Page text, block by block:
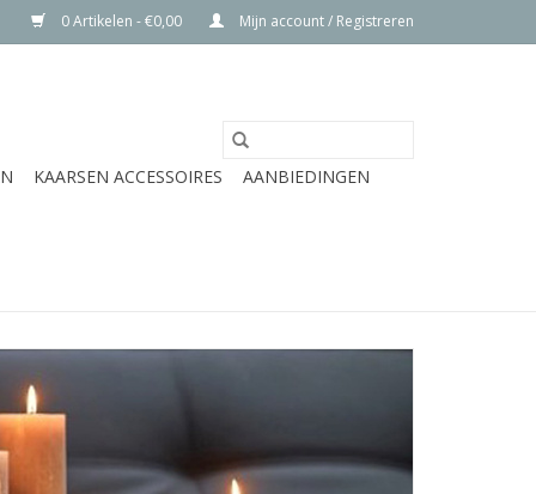
0 Artikelen - €0,00 Mijn account / Registreren
KAARSEN ACCESSOIRES
AANBIEDINGEN